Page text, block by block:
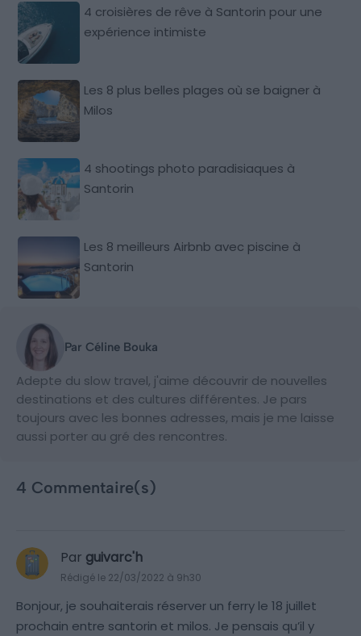
4 croisières de rêve à Santorin pour une
expérience intimiste
Les 8 plus belles plages où se baigner à
Milos
4 shootings photo paradisiaques à
Santorin
Les 8 meilleurs Airbnb avec piscine à
Santorin
Par Céline Bouka
Adepte du slow travel, j'aime découvrir de nouvelles
destinations et des cultures différentes. Je pars
toujours avec les bonnes adresses, mais je me laisse
aussi porter au gré des rencontres.
4 Commentaire(s)
Par guivarc'h
Rédigé le 22/03/2022 à 9h30
Bonjour, je souhaiterais réserver un ferry le 18 juillet
prochain entre santorin et milos. Je pensais qu’il y